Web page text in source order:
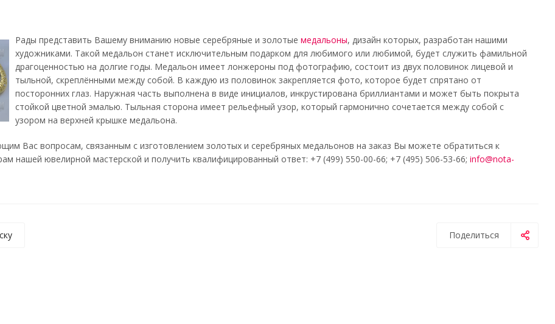
Рады представить Вашему вниманию новые серебряные и золотые медальоны, дизайн которых, разработан нашими
художниками. Такой медальон станет исключительным подарком для любимого или любимой, будет служить фамильной
драгоценностью на долгие годы. Медальон имеет лонжероны под фотографию, состоит из двух половинок лицевой и
тыльной, скреплёнными между собой. В каждую из половинок закрепляется фото, которое будет спрятано от
посторонних глаз. Наружная часть выполнена в виде инициалов, инкрустирована бриллиантами и может быть покрыта
стойкой цветной эмалью. Тыльная сторона имеет рельефный узор, который гармонично сочетается между собой с
узором на верхней крышке медальона.
Вас вопросам, связанным с изготовлением золотых и серебряных медальонов на заказ Вы можете обратиться к
нашей ювелирной мастерской и получить квалифицированный ответ: +7 (499) 550-00-66; +7 (495) 506-53-66; info@nota-
Поделиться